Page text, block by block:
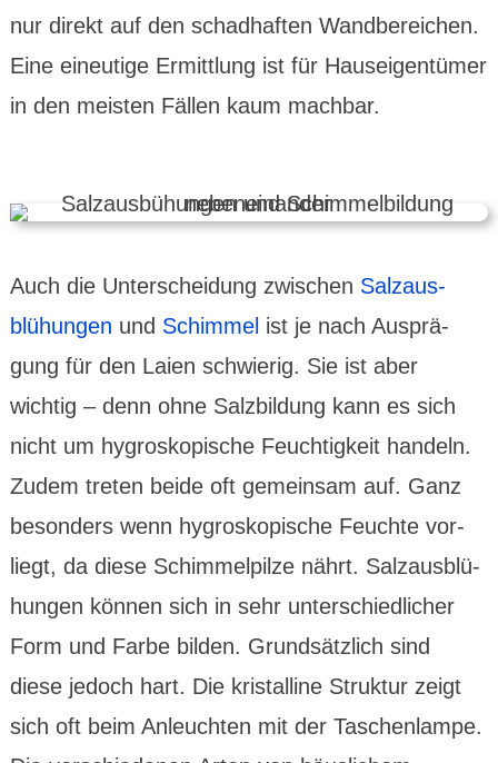
nur direkt auf den schad­haften Wand­berei­chen.
Eine eineu­tige Ermitt­lung ist für Haus­eigen­tümer
in den meisten Fällen kaum machbar.
Auch die Unter­schei­dung zwischen Salz­aus­
blühungen und Schimmel ist je nach Ausprä­
gung für den Laien schwierig. Sie ist aber
wichtig – denn ohne Salz­bil­dung kann es sich
nicht um hygros­kopische Feuch­tig­keit handeln.
Zudem treten beide oft gemein­sam auf. Ganz
besonders wenn hygros­kopische Feuchte vor­
liegt, da diese Schimmel­pilze nährt. Salzaus­blü­
hungen können sich in sehr unter­schied­licher
Form und Farbe bilden. Grund­sätz­lich sind
diese jedoch hart. Die kristal­line Struktur zeigt
sich oft beim Anleuch­ten mit der Taschen­lampe.